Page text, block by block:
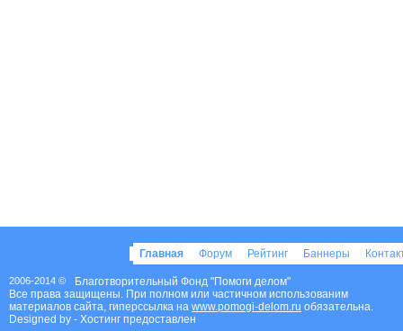
Главная Форум Рейтинг Баннеры
2006-2014 ©
Благотворительный Фонд "Помоги делом"
Все права защищены. При полном или частичном использованим
материалов сайта, гиперссылка на www.pomogi-delom.ru обязательна.
Designed by - Хостинг предоставлен